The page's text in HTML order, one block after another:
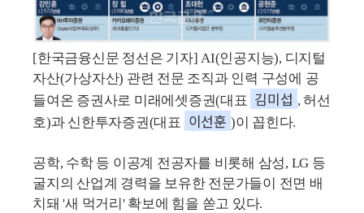
[한국금융신문 정선은 기자] AI(인공지능), 디지털
자산(가상자산) 관련 전문 조직과 인력 구성에 공
들여온 증권사로 미래에셋증권(대표 김미섭 , 허선
호)과 신한투자증권(대표 이선훈 )이 꼽힌다.
공학, 수학 등 이공계 전공자를 비롯해 삼성, LG 등
굴지의 산업계 경력을 보유한 전문가들이 전면 배
치돼 '새 먹거리' 확보에 힘을 쏟고 있다.